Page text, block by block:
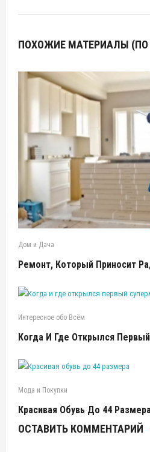
ПОХОЖИЕ МАТЕРИАЛЫ (ПО
Дом и Дача
Ремонт, Который Приносит
Интересное обо Всём
Когда И Где Открылся
Мода и Покупки
Красивая Обувь До 44
ОСТАВИТЬ КОММЕНТАРИЙ